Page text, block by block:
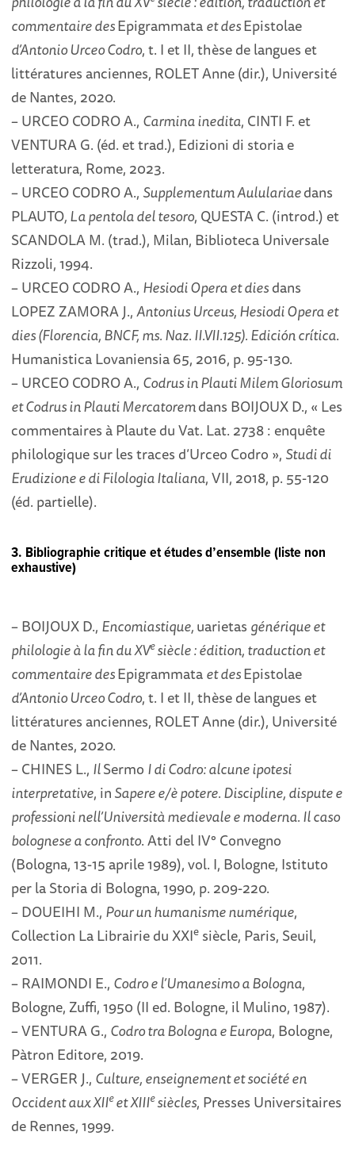
commentaire desEpigrammataet desEpistolae
d’Antonio Urceo Codro, t. I et II, thèse de langues et
littératures anciennes, ROLET Anne (dir.), Université
de Nantes, 2020.
– URCEO CODRO A., Carmina inedita, CINTI F. et
VENTURA G. (éd. et trad.), Edizioni di storia e
letteratura, Rome, 2023.
– URCEO CODRO A., Supplementum Aululariaedans
PLAUTO, La pentola del tesoro, QUESTA C. (introd.) et
SCANDOLA M. (trad.), Milan, Biblioteca Universale
Rizzoli, 1994.
– URCEO CODRO A., Hesiodi Opera et diesdans
LOPEZ ZAMORA J.,Antonius Urceus, Hesiodi Opera et
dies (Florencia, BNCF, ms. Naz. II.VII.125). Edición crítica.
Humanistica Lovaniensia 65, 2016, p. 95-130.
– URCEO CODRO A., Codrus in Plauti Milem Gloriosum
et Codrus in Plauti Mercatoremdans BOIJOUX D., « Les
commentaires à Plaute du Vat. Lat. 2738 : enquête
philologique sur les traces d’Urceo Codro », Studi di
Erudizione e di Filologia Italiana, VII, 2018, p. 55-120
(éd. partielle).
3. Bibliographie critique et études d’ensemble (liste non
exhaustive)
– BOIJOUX D., Encomiastique,uarietas générique et
philologie à la fin du XVesiècle : édition, traduction et
commentaire desEpigrammataet desEpistolae
d’Antonio Urceo Codro, t. I et II, thèse de langues et
littératures anciennes, ROLET Anne (dir.), Université
de Nantes, 2020.
– CHINES L., IlSermo I di Codro: alcune ipotesi
interpretative, inSapere e/è potere. Discipline, dispute e
professioni nell’Università medievale e moderna. Il caso
bolognese a confronto. Atti del IV° Convegno
(Bologna, 13-15 aprile 1989), vol. I, Bologne, Istituto
per la Storia di Bologna, 1990, p. 209-220.
– DOUEIHI M., Pour un humanisme numérique,
Collection La Librairie du XXIe siècle, Paris, Seuil,
2011.
– RAIMONDI E., Codro e l’Umanesimo a Bologna,
Bologne, Zuffi, 1950 (II ed. Bologne, il Mulino, 1987).
– VENTURA G., Codro tra Bologna e Europa, Bologne,
Pàtron Editore, 2019.
– VERGER J., Culture, enseignement et société en
Occident aux XIIeet XIIIesiècles, Presses Universitaires
de Rennes, 1999.